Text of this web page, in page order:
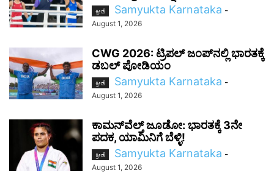
ಕ್ರೀಡೆ Samyukta Karnataka -
August 1, 2026
CWG 2026: ಟ್ರಿಪಲ್ ಜಂಪ್‌ನಲ್ಲಿ ಭಾರತಕ್ಕೆ
ಡಬಲ್ ಪೋಡಿಯಂ
ಕ್ರೀಡೆ Samyukta Karnataka -
August 1, 2026
ಕಾಮನ್‌ವೆಲ್ತ್ ಜೂಡೋ: ಭಾರತಕ್ಕೆ 3ನೇ
ಪದಕ, ಯಾಮಿನಿಗೆ ಬೆಳ್ಳಿ!
ಕ್ರೀಡೆ Samyukta Karnataka -
August 1, 2026